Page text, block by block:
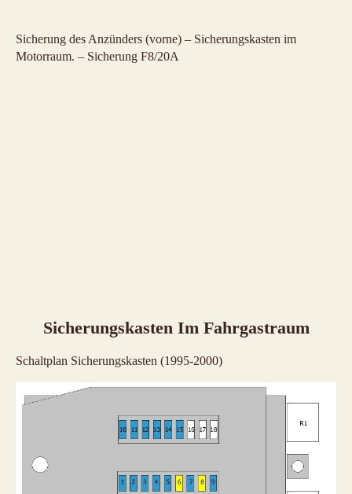
Sicherung des Anzünders (vorne) – Sicherungskasten im
Motorraum. – Sicherung F8/20A
Sicherungskasten Im Fahrgastraum
Schaltplan Sicherungskasten (1995-2000)